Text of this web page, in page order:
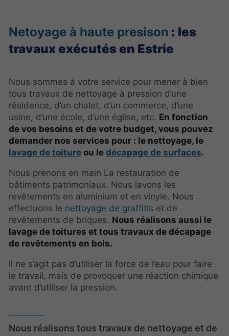
Netoyage à haute presison : les
travaux exécutés en Estrie
Nous sommes à votre service pour mener à bien
tous travaux de nettoyage à pression d’une
résidence, d’un chalet, d’un commerce, d’une
usine, d’une école, d’une église, etc. En fonction
de vos besoins et de votre budget, vous pouvez
demander nos services pour : le nettoyage, le
lavage de toiture ou le décapage de surfaces.
Nous prenons en main La restauration de
bâtiments patrimoniaux. Nous lavons les
revêtements en aluminium et en vinyle. Nous
effectuons le nettoyage de graffitis et de
revêtements de briques. Nous réalisons aussi le
lavage de toitures et tous travaux de décapage
de revêtements en bois.
Il ne s’agit pas d’utiliser la force de l’eau pour faire
le travail, mais de provoquer une réaction chimique
avant d’utiliser la pression.
Nous réalisons tous travaux de nettoyage et de